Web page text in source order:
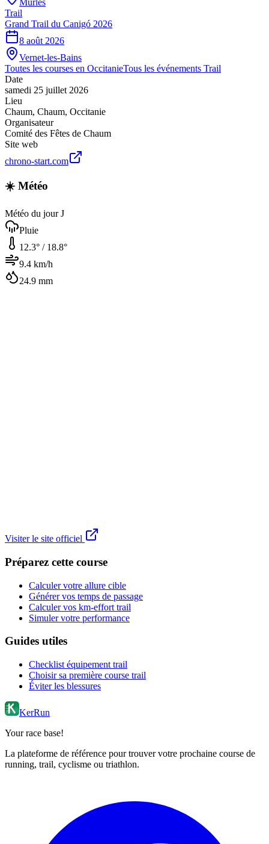
Trail
Grand Trail du Canigó 2026
8 août 2026
Vernet-les-Bains
Toutes les courses en OccitanieTous les événements Trail
Date
samedi 25 juillet 2026
Lieu
Chaum, Chaum, Occitanie
Organisateur
Comité des Fêtes de Chaum
Site web
chrono-start.com
☀️ Météo
Météo du jour J
Pluie
12.3° / 18.8°
9.4 km/h
24.9 mm
Visiter le site officiel
Préparez cette course
Calculer votre allure cible
Générer vos temps de passage
Calculer vos km-effort trail
Simuler votre performance
Guides utiles
Checklist équipement trail
Choisir sa première course trail
Éviter les blessures
KerRun
Your race base!
La plateforme de référence pour trouver votre prochaine course de
running, trail, cyclisme ou triathlon.